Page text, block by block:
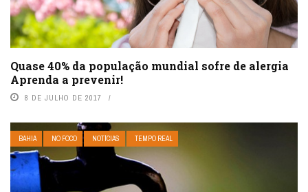
Quase 40% da população mundial sofre de alergia
Aprenda a prevenir!
8 DE JULHO DE 2017
BAHIA NO FOCO NOTÍCIAS TEMPO REAL